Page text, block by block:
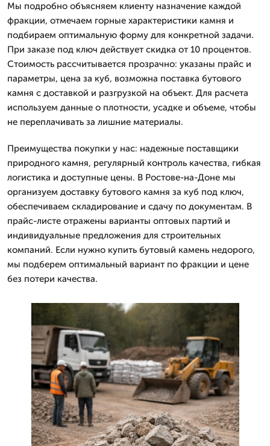
Мы подробно объясняем клиенту назначение каждой
фракции, отмечаем горные характеристики камня и
подбираем оптимальную форму для конкретной задачи.
При заказе под ключ действует скидка от 10 процентов.
Стоимость рассчитывается прозрачно: указаны прайс и
параметры, цена за куб, возможна поставка бутового
камня с доставкой и разгрузкой на объект. Для расчета
используем данные о плотности, усадке и объеме, чтобы
не переплачивать за лишние материалы.
Преимущества покупки у нас: надежные поставщики
природного камня, регулярный контроль качества, гибкая
логистика и доступные цены. В Ростове-на-Доне мы
организуем доставку бутового камня за куб под ключ,
обеспечиваем складирование и сдачу по документам. В
прайс-листе отражены варианты оптовых партий и
индивидуальные предложения для строительных
компаний. Если нужно купить бутовый камень недорого,
мы подберем оптимальный вариант по фракции и цене
без потери качества.